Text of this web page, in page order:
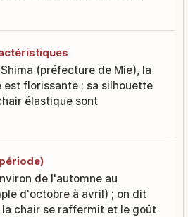
(préfecture de Mie), la
est florissante ; sa silhouette
élastique sont
de l'automne au
d'octobre à avril) ; on dit
chair se raffermit et le goût